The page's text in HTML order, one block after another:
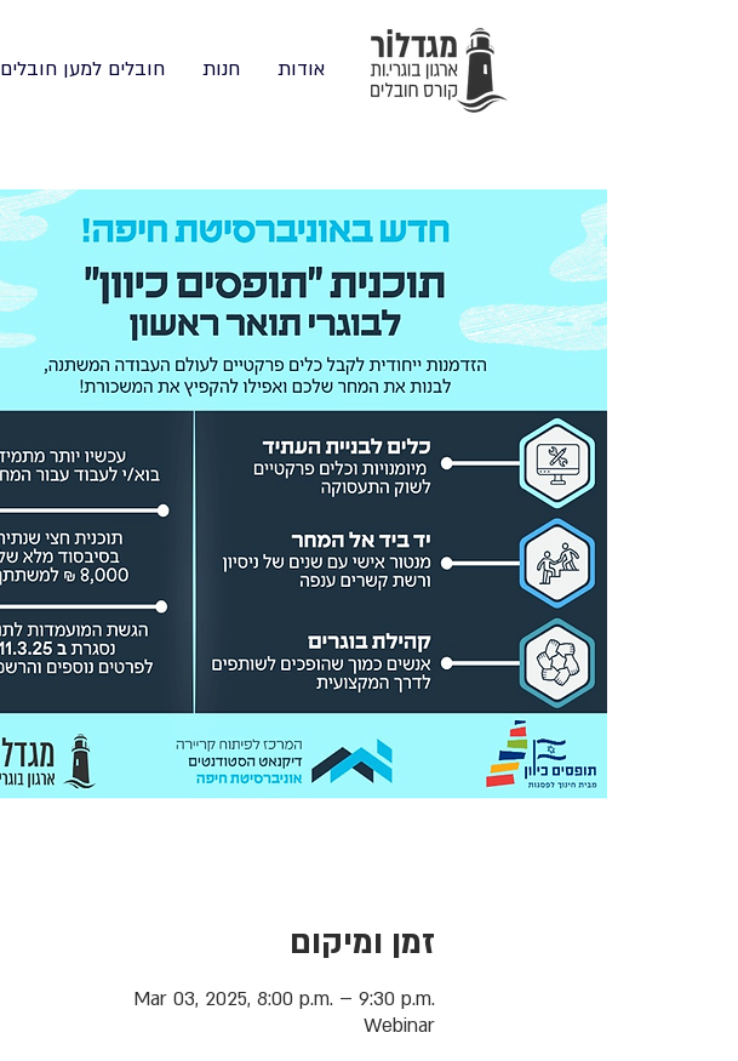
אודות חנות חובלים למען חובלים
זמן ומיקום
Mar 03, 2025, 8:00 p.m. – 9:30 p.m.
Webinar